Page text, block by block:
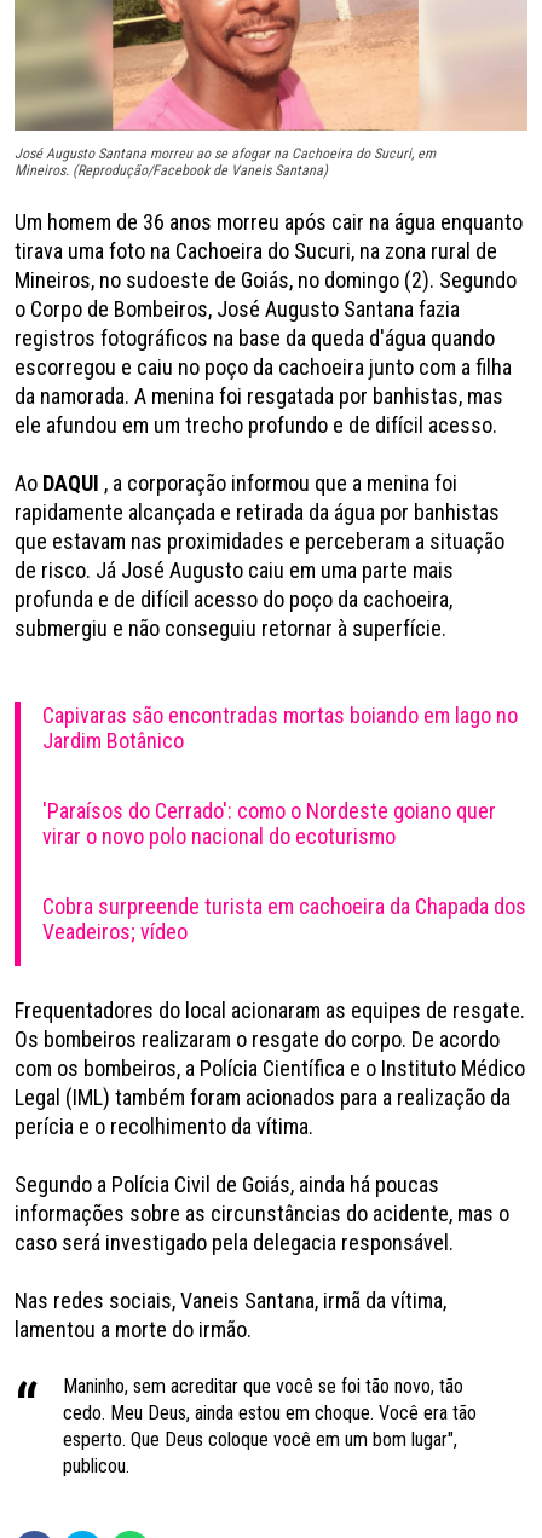
José Augusto Santana morreu ao se afogar na Cachoeira do Sucuri, em
Mineiros. (Reprodução/Facebook de Vaneis Santana)
Um homem de 36 anos morreu após cair na água enquanto
tirava uma foto na Cachoeira do Sucuri, na zona rural de
Mineiros, no sudoeste de Goiás, no domingo (2). Segundo
o Corpo de Bombeiros, José Augusto Santana fazia
registros fotográficos na base da queda d'água quando
escorregou e caiu no poço da cachoeira junto com a filha
da namorada. A menina foi resgatada por banhistas, mas
ele afundou em um trecho profundo e de difícil acesso.
Ao DAQUI , a corporação informou que a menina foi
rapidamente alcançada e retirada da água por banhistas
que estavam nas proximidades e perceberam a situação
de risco. Já José Augusto caiu em uma parte mais
profunda e de difícil acesso do poço da cachoeira,
submergiu e não conseguiu retornar à superfície.
Capivaras são encontradas mortas boiando em lago no
Jardim Botânico
'Paraísos do Cerrado': como o Nordeste goiano quer
virar o novo polo nacional do ecoturismo
Cobra surpreende turista em cachoeira da Chapada dos
Veadeiros; vídeo
Frequentadores do local acionaram as equipes de resgate.
Os bombeiros realizaram o resgate do corpo. De acordo
com os bombeiros, a Polícia Científica e o Instituto Médico
Legal (IML) também foram acionados para a realização da
perícia e o recolhimento da vítima.
Segundo a Polícia Civil de Goiás, ainda há poucas
informações sobre as circunstâncias do acidente, mas o
caso será investigado pela delegacia responsável.
Nas redes sociais, Vaneis Santana, irmã da vítima,
lamentou a morte do irmão.
Maninho, sem acreditar que você se foi tão novo, tão
cedo. Meu Deus, ainda estou em choque. Você era tão
esperto. Que Deus coloque você em um bom lugar",
publicou.